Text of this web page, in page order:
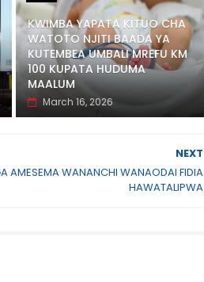
KWIMBA YAPATA KITUO CHA
WATOTO NJITI BAADA YA
KUTEMBEA UMBALI MREFU KM
100 KUPATA HUDUMA
MAALUM
March 16, 2026
NEXT
AMESEMA WANANCHI WANAODAI FIDIA
HAWATALIPWA